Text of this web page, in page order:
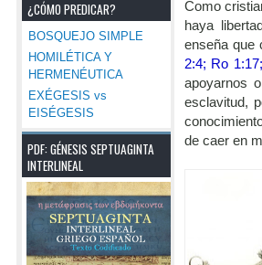
Como
haya
enseña que
2:4; Ro
apoyarnos
esclavitud,
de caer en
¿CÓMO PREDICAR?
BOSQUEJO SIMPLE
HOMILÉTICA Y
HERMENÉUTICA
EXÉGESIS vs
EISÉGESIS
PDF: GÉNESIS SEPTUAGINTA
INTERLINEAL